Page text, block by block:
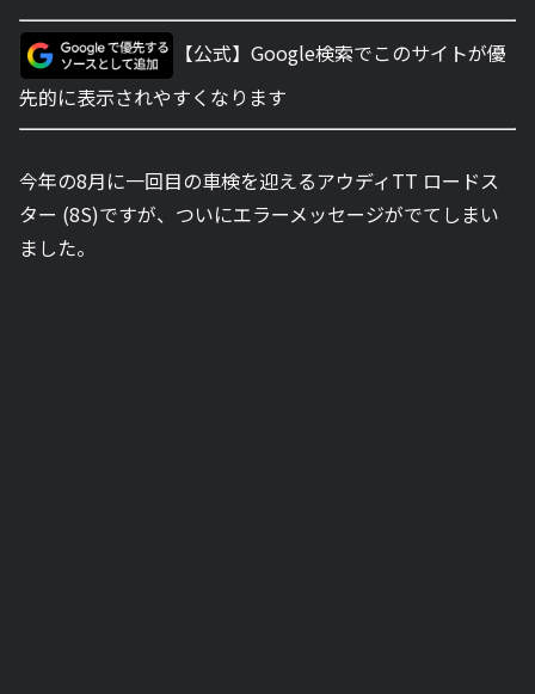
【公式】Google検索でこのサイトが優
先的に表示されやすくなります
今年の8月に一回目の車検を迎えるアウディTT ロードス
ター (8S)ですが、ついにエラーメッセージがでてしまい
ました。